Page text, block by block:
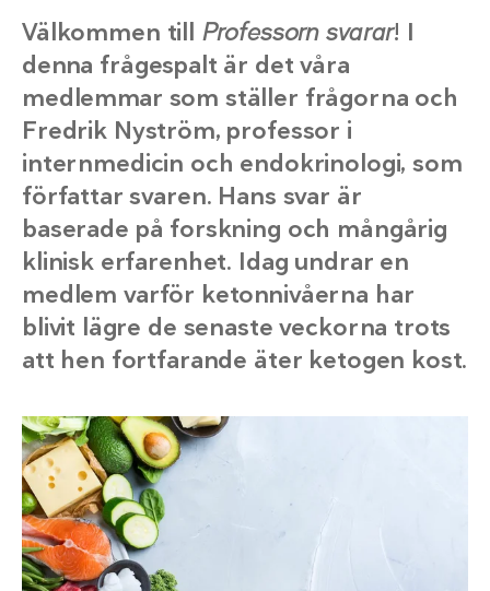
Välkommen till Professorn svarar! I
denna frågespalt är det våra
medlemmar som ställer frågorna och
Fredrik Nyström, professor i
internmedicin och endokrinologi, som
författar svaren. Hans svar är
baserade på forskning och mångårig
klinisk erfarenhet. Idag undrar en
medlem varför ketonnivåerna har
blivit lägre de senaste veckorna trots
att hen fortfarande äter ketogen kost.